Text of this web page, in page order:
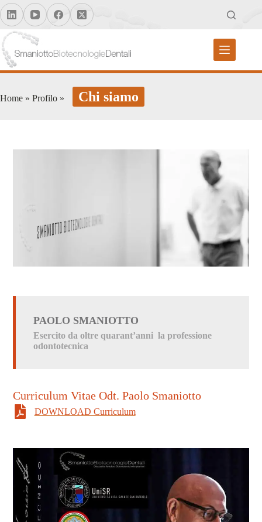
Home » Profilo » Chi siamo
PAOLO SMANIOTTO
Esercito da oltre quarant’anni la professione
odontotecnica
Curriculum Vitae Odt. Paolo Smaniotto
DOWNLOAD Curriculum